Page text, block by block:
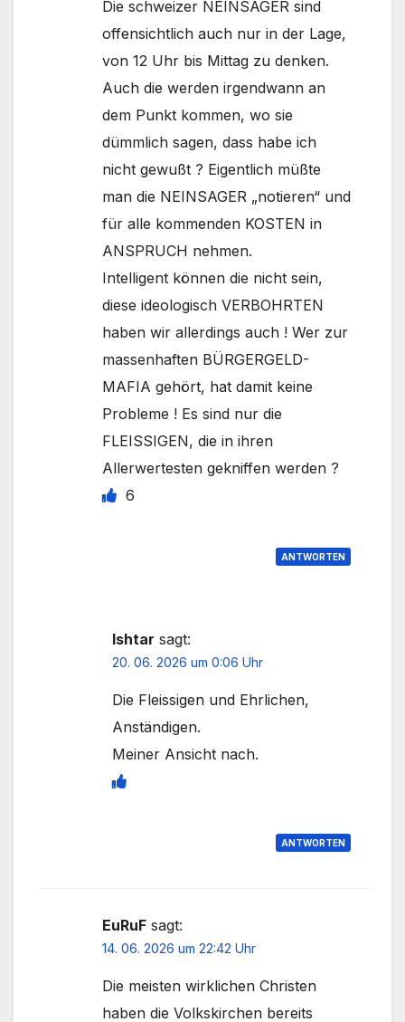
Die schweizer NEINSAGER sind
offensichtlich auch nur in der Lage,
von 12 Uhr bis Mittag zu denken.
Auch die werden irgendwann an
dem Punkt kommen, wo sie
dümmlich sagen, dass habe ich
nicht gewußt ? Eigentlich müßte
man die NEINSAGER „notieren“ und
für alle kommenden KOSTEN in
ANSPRUCH nehmen.
Intelligent können die nicht sein,
diese ideologisch VERBOHRTEN
haben wir allerdings auch ! Wer zur
massenhaften BÜRGERGELD-
MAFIA gehört, hat damit keine
Probleme ! Es sind nur die
FLEISSIGEN, die in ihren
Allerwertesten gekniffen werden ?
6
ANTWORTEN
Ishtar sagt:
20. 06. 2026 um 0:06 Uhr
Die Fleissigen und Ehrlichen,
Anständigen.
Meiner Ansicht nach.
ANTWORTEN
EuRuF sagt:
14. 06. 2026 um 22:42 Uhr
Die meisten wirklichen Christen
haben die Volkskirchen bereits